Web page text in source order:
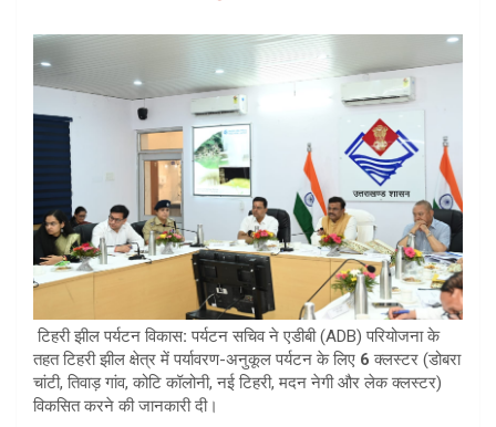
टिहरी झील पर्यटन विकास: पर्यटन सचिव ने एडीबी (ADB) परियोजना के
तहत टिहरी झील क्षेत्र में पर्यावरण-अनुकूल पर्यटन के लिए 6क्लस्टर (डोबरा
चांटी, तिवाड़ गांव, कोटि कॉलोनी, नई टिहरी, मदन नेगी और लेक क्लस्टर)
विकसित करने की जानकारी दी।